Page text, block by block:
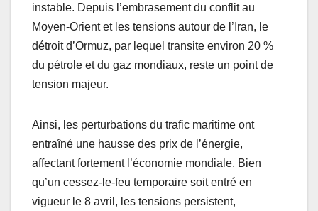
instable. Depuis l’embrasement du conflit au
Moyen-Orient et les tensions autour de l’Iran, le
détroit d’Ormuz, par lequel transite environ 20 %
du pétrole et du gaz mondiaux, reste un point de
tension majeur.
Ainsi, les perturbations du trafic maritime ont
entraîné une hausse des prix de l’énergie,
affectant fortement l’économie mondiale. Bien
qu’un cessez-le-feu temporaire soit entré en
vigueur le 8 avril, les tensions persistent,